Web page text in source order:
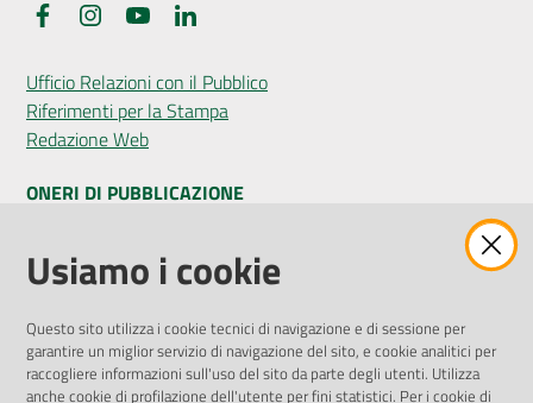
FacebookInstagramYouTube
Ufficio Relazioni con il Pubblico
Riferimenti per la Stampa
Redazione Web
ONERI DI PUBBLICAZIONE
Amministrazione Trasparente
Pubblicità legale
Privacy Policy
Attuazione Misure PNRR
Liste di Attesa
Usiamo i cookie
Questo sito utilizza i cookie tecnici di navigazione e di sessione per
garantire un miglior servizio di navigazione del sito, e cookie analitici per
raccogliere informazioni sull'uso del sito da parte degli utenti. Utilizza
anche cookie di profilazione dell'utente per fini statistici. Per i cookie di